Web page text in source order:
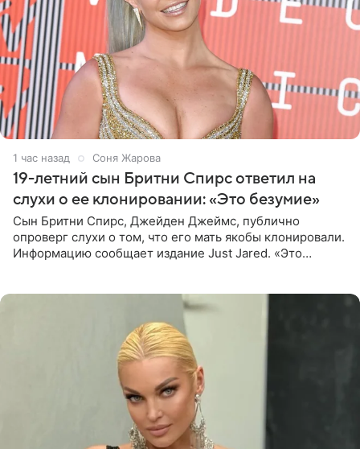
1 час назад Соня Жарова
19-летний сын Бритни Спирс ответил на
слухи о ее клонировании: «Это безумие»
Сын Бритни Спирс, Джейден Джеймс, публично
опроверг слухи о том, что его мать якобы клонировали.
Информацию сообщает издание Just Jared. «Это